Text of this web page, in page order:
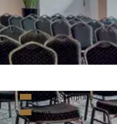
60
70
Fahrrad-Stellplatz
Sauna